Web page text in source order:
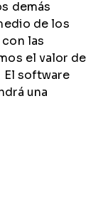
demás
de los
las
el valor de
El software
una